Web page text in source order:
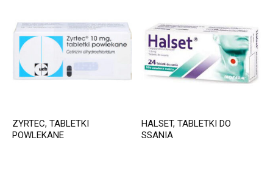
ZYRTEC, TABLETKI
POWLEKANE
HALSET, TABLETKI DO
SSANIA